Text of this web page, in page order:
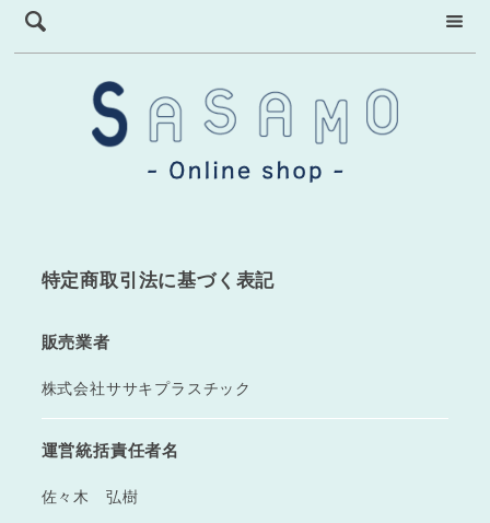
特定商取引法に基づく表記
販売業者
株式会社ササキプラスチック
運営統括責任者名
佐々木 弘樹